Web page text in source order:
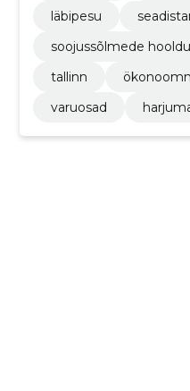
läbipesu
soojussõlmede
tallinn
varuosad